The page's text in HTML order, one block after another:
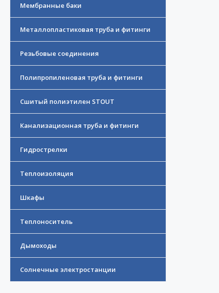
Мембранные баки
Металлопластиковая труба и фитинги
Резьбовые соединения
Полипропиленовая труба и фитинги
Сшитый полиэтилен STOUT
Канализационная труба и фитинги
Гидрострелки
Теплоизоляция
Шкафы
Теплоноситель
Дымоходы
Солнечные электростанции